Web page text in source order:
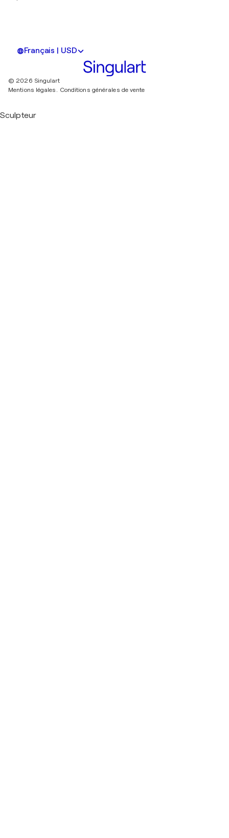
Français | USD
© 2026 Singulart
Mentions légales. Conditions générales de vente
Sculpteur